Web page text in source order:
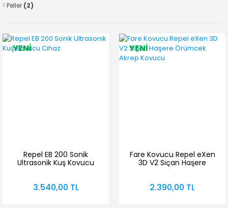
Peller (2)
YENİ
Repel EB 200 Sonik
Ultrasonik Kuş Kovucu
3.540,00 TL
YENİ
Fare Kovucu Repel eXen
3D V2 Sıçan Haşere
2.390,00 TL